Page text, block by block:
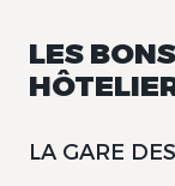
LES
LA GARE